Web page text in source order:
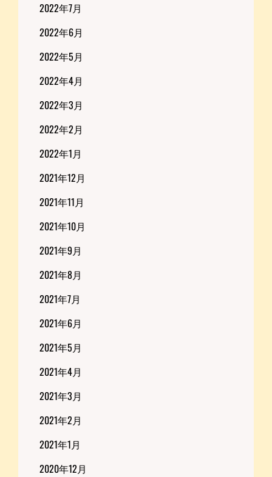
2022年7月
2022年6月
2022年5月
2022年4月
2022年3月
2022年2月
2022年1月
2021年12月
2021年11月
2021年10月
2021年9月
2021年8月
2021年7月
2021年6月
2021年5月
2021年4月
2021年3月
2021年2月
2021年1月
2020年12月